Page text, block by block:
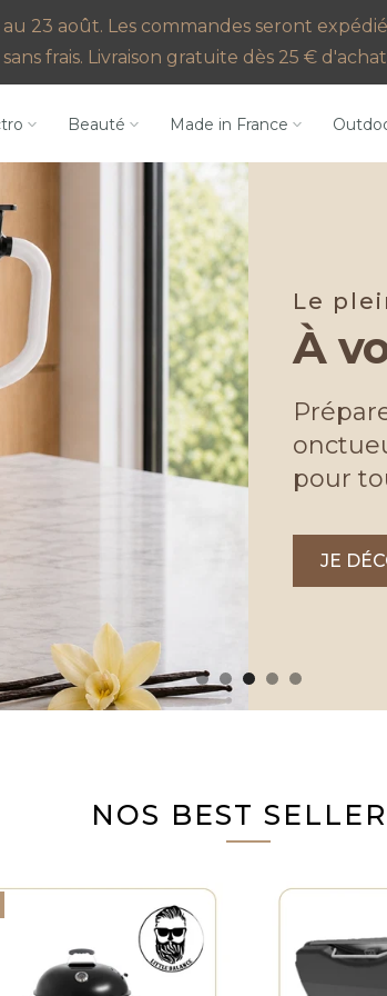
23 août. Les commandes seront
frais. Livraison gratuite dès 25 €
Beauté Made in France
Le
À
pour
JE
NOS BEST